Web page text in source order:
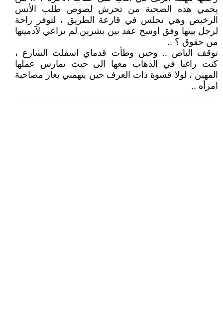
يحمي هذه الضحية من تحرش لصوص طلب الأنس
الرخيص وهي تجلس في قارعة الطريق ، لتوفر راحة
لرجل بيتها وفق اوسخ عقد بين بشرين لم يراعي لآدميتها
من حقوق ؟ ..
توقف الباص .. وحين وطأت قدماي اسفلت الشارع ،
كنت راغبا في الذهاب معها الى حيث تمارس عملها
المهين ، لولا قسوة ذات العرف حين يتهمني بعار مصاحبة
امرأه ..